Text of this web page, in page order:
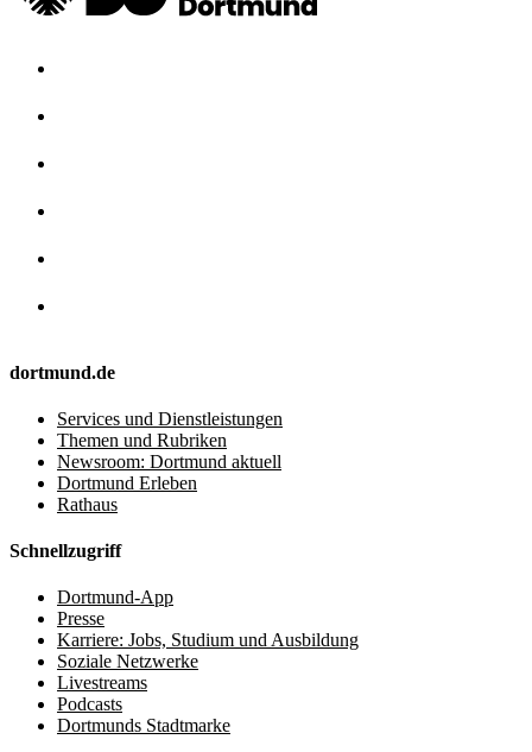
dortmund.de
Services und Dienstleistungen
Themen und Rubriken
Newsroom: Dortmund aktuell
Dortmund Erleben
Rathaus
Schnellzugriff
Dortmund-App
Presse
Karriere: Jobs, Studium und Ausbildung
Soziale Netzwerke
Livestreams
Podcasts
Dortmunds Stadtmarke